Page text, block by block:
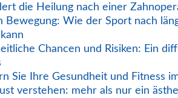
die Heilung nach einer
Bewegung: Wie der Sport nach
Chancen und Risiken: Ein
Sie Ihre Gesundheit und Fitness
verstehen: mehr als nur ein